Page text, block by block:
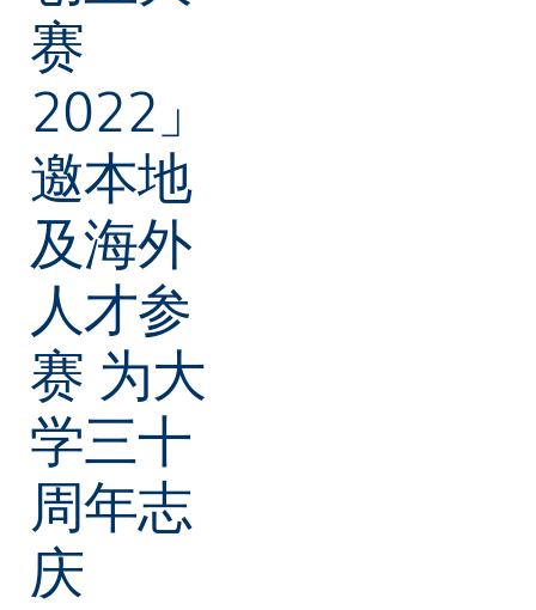
赛
2022」
邀本地
及海外
人才参
赛 为大
学三十
周年志
庆